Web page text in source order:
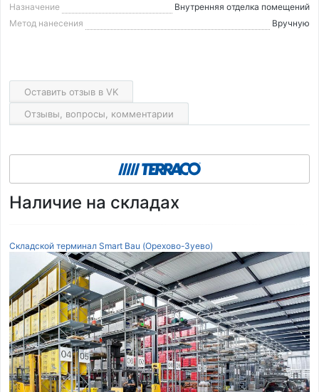
Назначение
Внутренняя отделка помещений
Метод нанесения
Вручную
Оставить отзыв в VK
Отзывы, вопросы, комментарии
Наличие на складах
Складской терминал Smart Bau (Орехово-Зуево)